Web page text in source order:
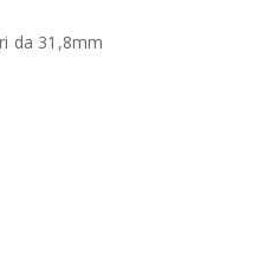
da 31,8mm